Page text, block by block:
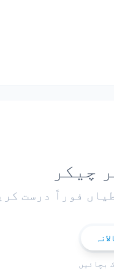
چیکر
فوراً درست